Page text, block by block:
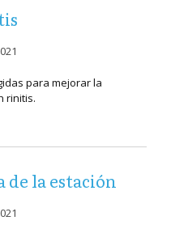
para mejorar la
rinitis.
la estación